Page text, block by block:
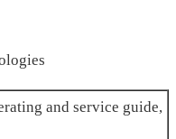
and service guide,